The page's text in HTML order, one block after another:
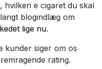
hvilken e cigaret du skal
blogindlæg om
lige nu.
kunder siger om os
rating.